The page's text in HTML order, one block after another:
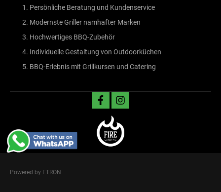
Persönliche Beratung und Kundenservice
Modernste Griller namhafter Marken
Hochwertiges BBQ-Zubehör
Individuelle Gestaltung von Outdoorküchen
BBQ-Erlebnis mit Grillkursen und Catering
facebookinstagram
Powered by ETRON